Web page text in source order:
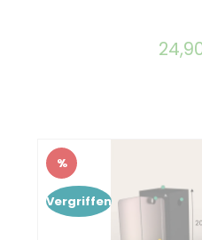
Rabatt
%
Vergriffen